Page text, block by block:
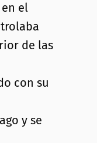
el
de las
con su
y se